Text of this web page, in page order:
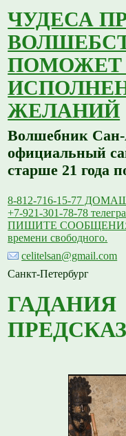
ЧУДЕСА
ПОМОЖЕТ
ЖЕЛАНИЙ
Волшебник
официальный
старше 21 года
8-812-716-15-77
+7-921-301-78-78
ПИШИТЕ
времени свободного.
celitelsan@gmail.com
Санкт-Петербург
ГАДАНИЯ